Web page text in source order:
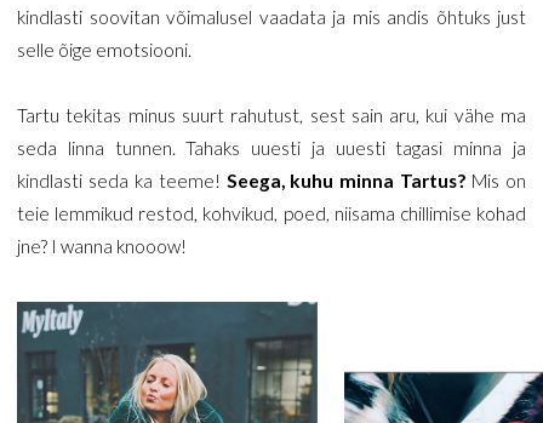
kindlasti soovitan võimalusel vaadata ja mis andis õhtuks just
selle õige emotsiooni.
Tartu tekitas minus suurt rahutust, sest sain aru, kui vähe ma
seda linna tunnen. Tahaks uuesti ja uuesti tagasi minna ja
kindlasti seda ka teeme! Seega, kuhu minna Tartus? Mis on
teie lemmikud restod, kohvikud, poed, niisama chillimise kohad
jne? I wanna knooow!